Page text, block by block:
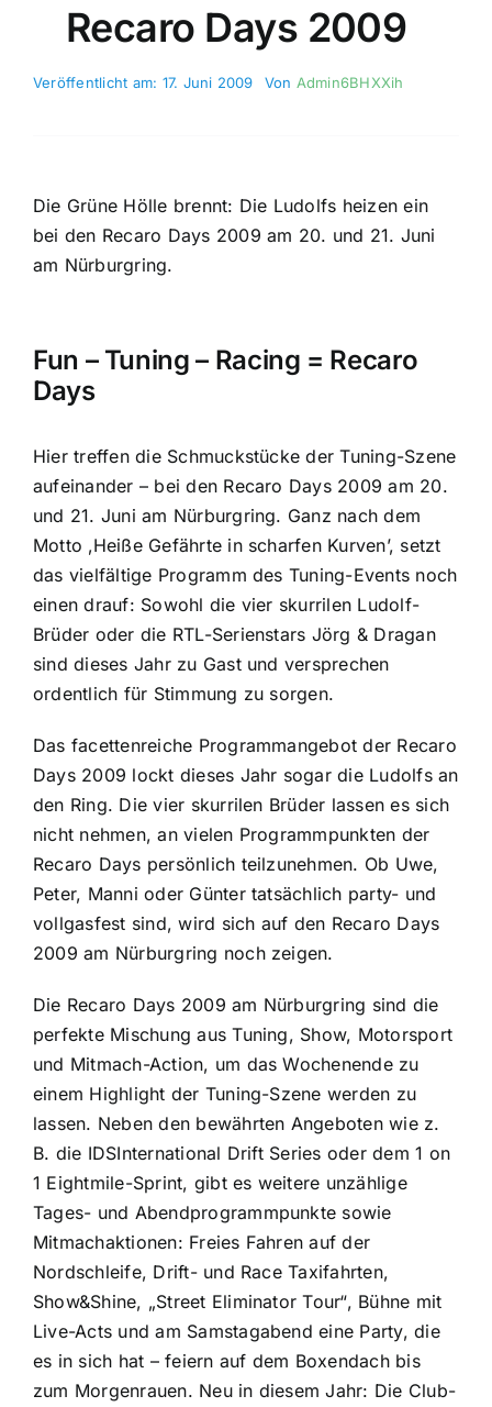
Recaro Days 2009
Veröffentlicht am: 17. Juni 2009 Von Admin6BHXXih
Die Grüne Hölle brennt: Die Ludolfs heizen ein
bei den Recaro Days 2009 am 20. und 21. Juni
am Nürburgring.
Fun – Tuning – Racing = Recaro
Days
Hier treffen die Schmuckstücke der Tuning-Szene
aufeinander – bei den Recaro Days 2009 am 20.
und 21. Juni am Nürburgring. Ganz nach dem
Motto ‚Heiße Gefährte in scharfen Kurven’, setzt
das vielfältige Programm des Tuning-Events noch
einen drauf: Sowohl die vier skurrilen Ludolf-
Brüder oder die RTL-Serienstars Jörg & Dragan
sind dieses Jahr zu Gast und versprechen
ordentlich für Stimmung zu sorgen.
Das facettenreiche Programmangebot der Recaro
Days 2009 lockt dieses Jahr sogar die Ludolfs an
den Ring. Die vier skurrilen Brüder lassen es sich
nicht nehmen, an vielen Programmpunkten der
Recaro Days persönlich teilzunehmen. Ob Uwe,
Peter, Manni oder Günter tatsächlich party- und
vollgasfest sind, wird sich auf den Recaro Days
2009 am Nürburgring noch zeigen.
Die Recaro Days 2009 am Nürburgring sind die
perfekte Mischung aus Tuning, Show, Motorsport
und Mitmach-Action, um das Wochenende zu
einem Highlight der Tuning-Szene werden zu
lassen. Neben den bewährten Angeboten wie z.
B. die IDSInternational Drift Series oder dem 1 on
1 Eightmile-Sprint, gibt es weitere unzählige
Tages- und Abendprogrammpunkte sowie
Mitmachaktionen: Freies Fahren auf der
Nordschleife, Drift- und Race Taxifahrten,
Show&Shine, „Street Eliminator Tour“, Bühne mit
Live-Acts und am Samstagabend eine Party, die
es in sich hat – feiern auf dem Boxendach bis
zum Morgenrauen. Neu in diesem Jahr: Die Club-